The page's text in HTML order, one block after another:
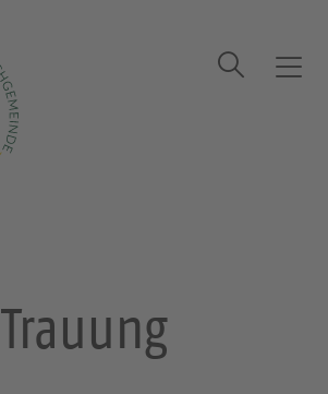
T
Suche
Trauung
Trauung